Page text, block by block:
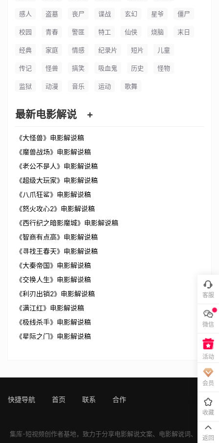
感人 盗墓 丧尸 谍战 玄幻 星爷 僵尸
校园 青春 警匪 特工 仙侠 烧脑 末日
经典 家庭 情感 纪录片 短片 儿童
传记 怪兽 搞笑 吸血鬼 历史 怪物
监狱 动漫 音乐 运动 歌舞
最新电影解说 +
《大怪兽》电影解说稿
《魔兽战场》电影解说稿
《老公不是人》电影解说稿
《超级大玩家》电影解说稿
《八爪狂鲨》电影解说稿
《怒火攻心2》电影解说稿
《西行纪之暗影魔城》电影解说稿
《智商有点高》电影解说稿
《寻找王春天》电影解说稿
《大秦帝国》电影解说稿
《交换人生》电影解说稿
《利刃出销2》电影解说稿
《满江红》电影解说稿
《极线杀手》电影解说稿
《星际之门》电影解说稿
快捷导航 首页 联系 合作
[!---page.sta
集库-短视频创作者基地，致力于分享电影解说文案、 电影解说词、 电影
客服
微信
活动
会员
收藏
返回